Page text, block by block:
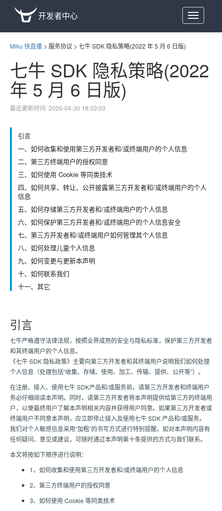
Toggle
navigation
开发者中心
Miku 快直播 > 服务协议 > 七牛 SDK 隐私策略(2022 年 5 月 6 日版)
七牛 SDK 隐私策略(2022
年 5 月 6 日版)
最近更新时间: 2026-04-30 18:33:03
引言
一、如何收集和使用第三方开发者和/或终端用户的个人信息
二、第三方终端用户的授权同意
三、如何使用 Cookie 等同类技术
四、如何共享、转让、公开披露第三方开发者和/或终端用户的个人
信息
五、如何存储第三方开发者和/或终端用户的个人信息
六、如何保护第三方开发者和/或终端用户的个人信息安全
七、第三方开发者和/或终端用户如何管理其个人信息
八、如何处理儿童个人信息
九、如何变更与更新本声明
十、如何联系我们
十一、其它
引言
七牛严格遵守法律法规，按照业界成熟的安全与隐私标准，保护第三方开发者
和其终端用户的个人信息。
《七牛 SDK 隐私政策》主要向第三方开发者和其终端用户说明我们如何处理
个人信息（处理包括“收集、存储、使用、加工、传输、提供、公开等”）。
在注册、接入、使用七牛 SDK产品和/或服务前，请第三方开发者和终端用户
务必仔细阅读本声明。同时，请第三方开发者将本声明提供给第三方的终端用
户，以便最终用户了解本声明相关内容并获得用户同意。如果第三方开发者或
终端用户不同意本声明，应立即停止接入及使用七牛 SDK 产品和/或服务。
我们对个人敏感信息采用“加粗”的书写方式进行特别提醒。如对本声明内容有
任何疑问、意见或建议，可随时通过本声明第十条提供的方式与我们联系。
本文将按如下顺序进行说明：
1、如何收集和使用第三方开发者和/或终端用户的个人信息
2、第三方终端用户的授权同意
3、如何使用 Cookie 等同类技术